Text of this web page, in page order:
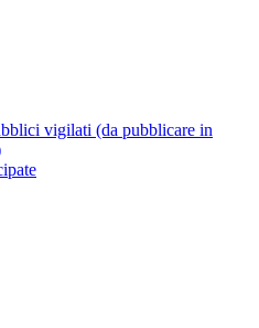
vigilati (da pubblicare in